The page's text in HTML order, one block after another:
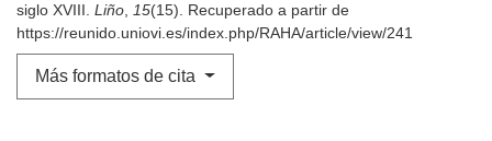
siglo XVIII. Liño, 15(15). Recuperado a partir de
https://reunido.uniovi.es/index.php/RAHA/article/view/241
Más formatos de cita